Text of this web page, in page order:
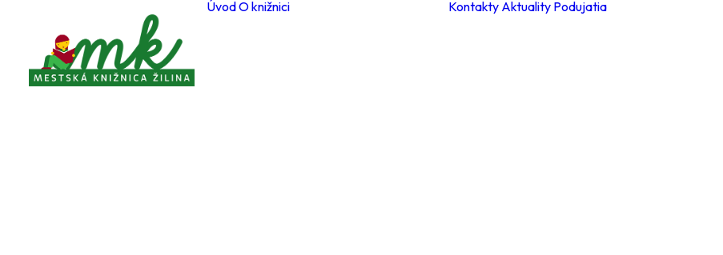
ÚvodO knižnici Kontakty Aktuality Podujatia